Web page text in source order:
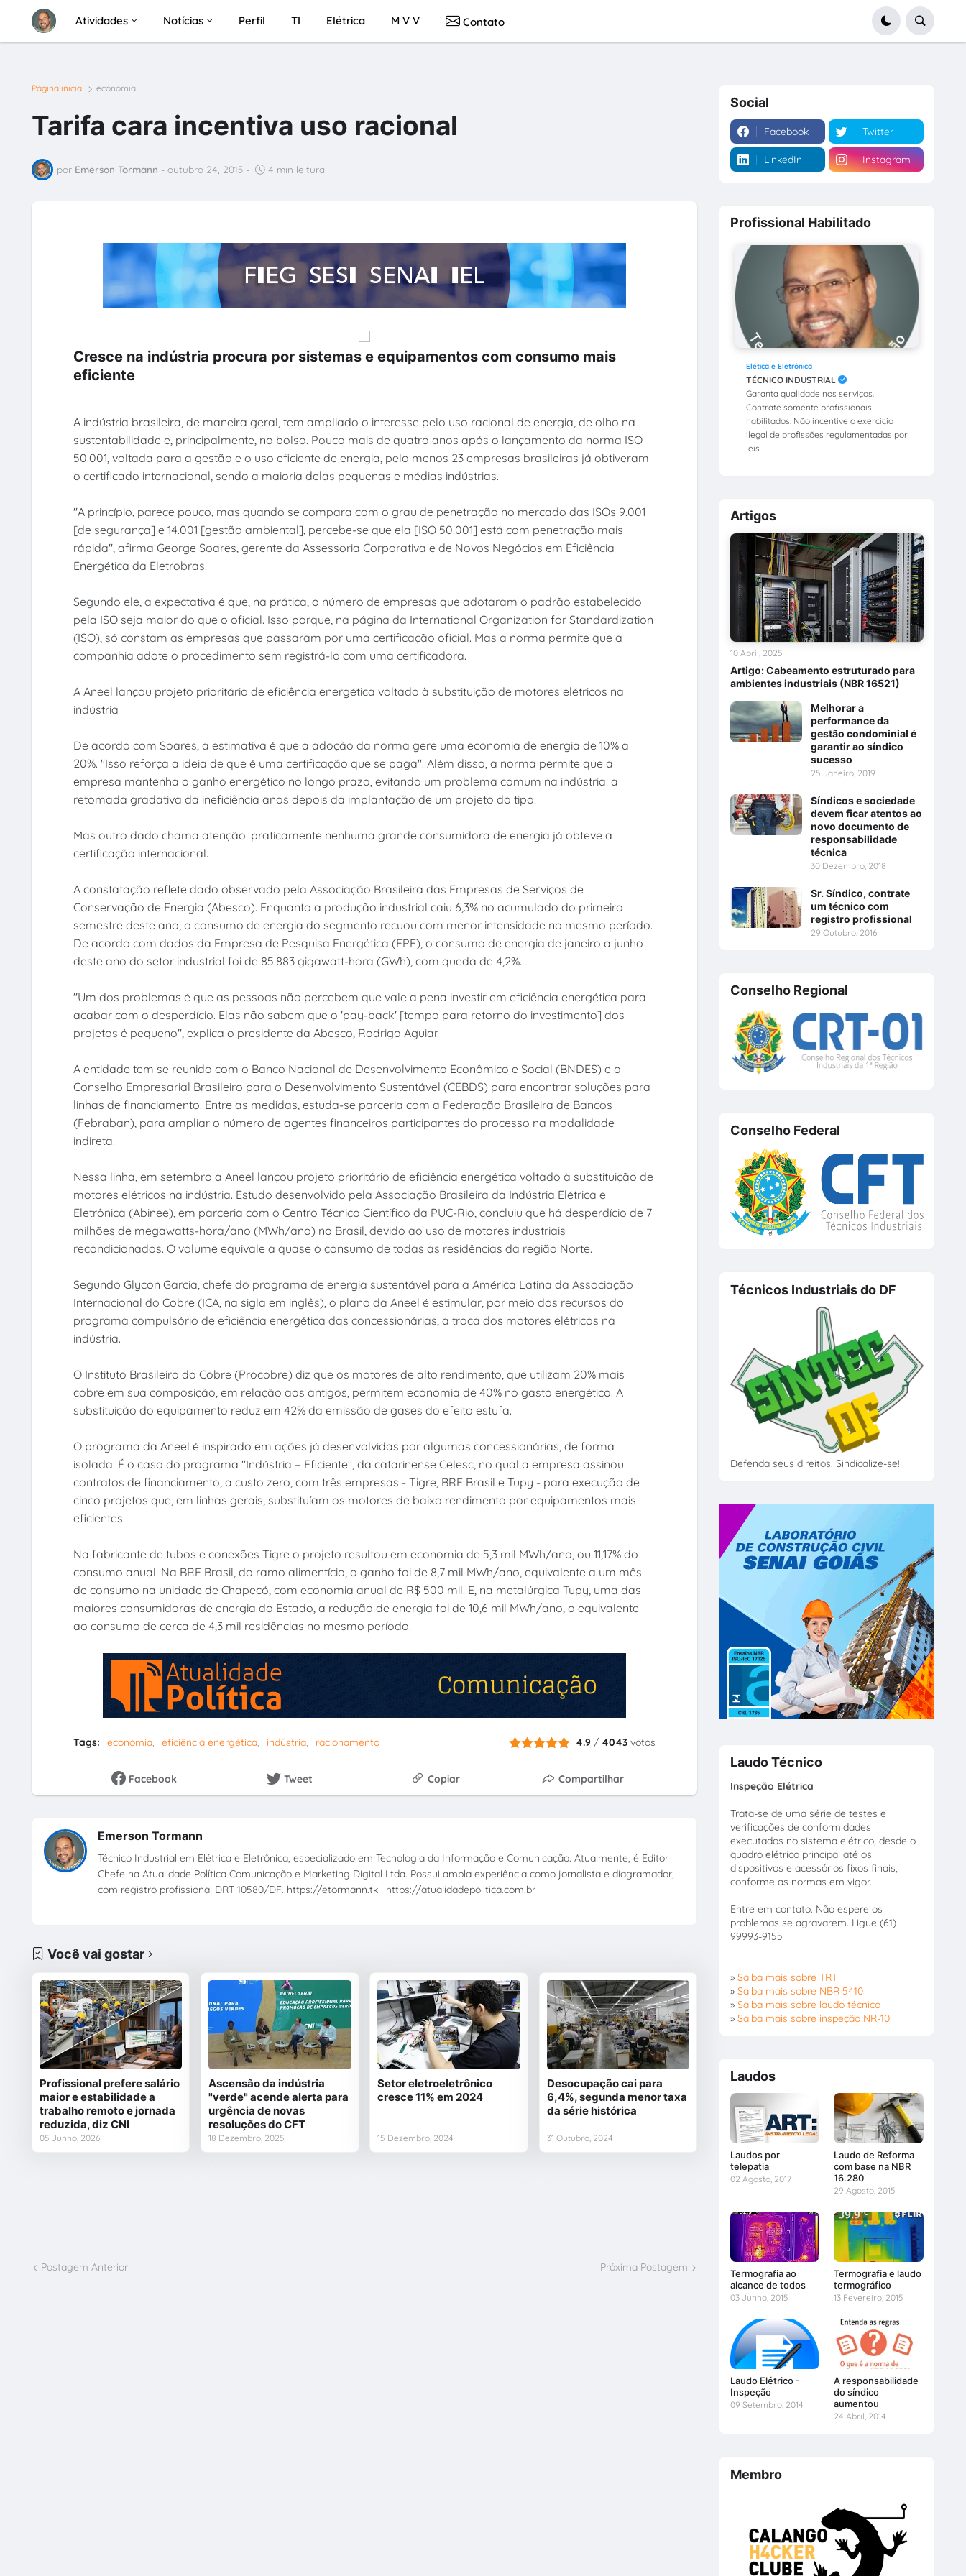
Atividades Notícias Perfil TI Elétrica M V V Contato
Página inicial economia
Tarifa cara incentiva uso racional
por Emerson Tormann - outubro 24, 2015 - 4 min leitura
Cresce na indústria procura por sistemas e equipamentos com consumo mais
eficiente
A indústria brasileira, de maneira geral, tem ampliado o interesse pelo uso racional de energia, de olho na
sustentabilidade e, principalmente, no bolso. Pouco mais de quatro anos após o lançamento da norma ISO
50.001, voltada para a gestão e o uso eficiente de energia, pelo menos 23 empresas brasileiras já obtiveram
o certificado internacional, sendo a maioria delas pequenas e médias indústrias.
"A princípio, parece pouco, mas quando se compara com o grau de penetração no mercado das ISOs 9.001
[de segurança] e 14.001 [gestão ambiental], percebe-se que ela [ISO 50.001] está com penetração mais
rápida", afirma George Soares, gerente da Assessoria Corporativa e de Novos Negócios em Eficiência
Energética da Eletrobras.
Segundo ele, a expectativa é que, na prática, o número de empresas que adotaram o padrão estabelecido
pela ISO seja maior do que o oficial. Isso porque, na página da International Organization for Standardization
(ISO), só constam as empresas que passaram por uma certificação oficial. Mas a norma permite que a
companhia adote o procedimento sem registrá-lo com uma certificadora.
A Aneel lançou projeto prioritário de eficiência energética voltado à substituição de motores elétricos na
indústria
De acordo com Soares, a estimativa é que a adoção da norma gere uma economia de energia de 10% a
20%. "Isso reforça a ideia de que é uma certificação que se paga". Além disso, a norma permite que a
empresa mantenha o ganho energético no longo prazo, evitando um problema comum na indústria: a
retomada gradativa da ineficiência anos depois da implantação de um projeto do tipo.
Mas outro dado chama atenção: praticamente nenhuma grande consumidora de energia já obteve a
certificação internacional.
A constatação reflete dado observado pela Associação Brasileira das Empresas de Serviços de
Conservação de Energia (Abesco). Enquanto a produção industrial caiu 6,3% no acumulado do primeiro
semestre deste ano, o consumo de energia do segmento recuou com menor intensidade no mesmo período.
De acordo com dados da Empresa de Pesquisa Energética (EPE), o consumo de energia de janeiro a junho
deste ano do setor industrial foi de 85.883 gigawatt-hora (GWh), com queda de 4,2%.
"Um dos problemas é que as pessoas não percebem que vale a pena investir em eficiência energética para
acabar com o desperdício. Elas não sabem que o 'pay-back' [tempo para retorno do investimento] dos
projetos é pequeno", explica o presidente da Abesco, Rodrigo Aguiar.
A entidade tem se reunido com o Banco Nacional de Desenvolvimento Econômico e Social (BNDES) e o
Conselho Empresarial Brasileiro para o Desenvolvimento Sustentável (CEBDS) para encontrar soluções para
linhas de financiamento. Entre as medidas, estuda-se parceria com a Federação Brasileira de Bancos
(Febraban), para ampliar o número de agentes financeiros participantes do processo na modalidade
indireta.
Nessa linha, em setembro a Aneel lançou projeto prioritário de eficiência energética voltado à substituição de
motores elétricos na indústria. Estudo desenvolvido pela Associação Brasileira da Indústria Elétrica e
Eletrônica (Abinee), em parceria com o Centro Técnico Científico da PUC-Rio, concluiu que há desperdício de 7
milhões de megawatts-hora/ano (MWh/ano) no Brasil, devido ao uso de motores industriais
recondicionados. O volume equivale a quase o consumo de todas as residências da região Norte.
Segundo Glycon Garcia, chefe do programa de energia sustentável para a América Latina da Associação
Internacional do Cobre (ICA, na sigla em inglês), o plano da Aneel é estimular, por meio dos recursos do
programa compulsório de eficiência energética das concessionárias, a troca dos motores elétricos na
indústria.
O Instituto Brasileiro do Cobre (Procobre) diz que os motores de alto rendimento, que utilizam 20% mais
cobre em sua composição, em relação aos antigos, permitem economia de 40% no gasto energético. A
substituição do equipamento reduz em 42% da emissão de gases do efeito estufa.
O programa da Aneel é inspirado em ações já desenvolvidas por algumas concessionárias, de forma
isolada. É o caso do programa "Indústria + Eficiente", da catarinense Celesc, no qual a empresa assinou
contratos de financiamento, a custo zero, com três empresas - Tigre, BRF Brasil e Tupy - para execução de
cinco projetos que, em linhas gerais, substituíam os motores de baixo rendimento por equipamentos mais
eficientes.
Na fabricante de tubos e conexões Tigre o projeto resultou em economia de 5,3 mil MWh/ano, ou 11,17% do
consumo anual. Na BRF Brasil, do ramo alimentício, o ganho foi de 8,7 mil MWh/ano, equivalente a um mês
de consumo na unidade de Chapecó, com economia anual de R$ 500 mil. E, na metalúrgica Tupy, uma das
maiores consumidoras de energia do Estado, a redução de energia foi de 10,6 mil MWh/ano, o equivalente
ao consumo de cerca de 4,3 mil residências no mesmo período.
Tags: economia eficiência energética indústria racionamento 4.9 / 4043 votos
Facebook Tweet Copiar Compartilhar
Emerson Tormann
Técnico Industrial em Elétrica e Eletrônica, especializado em Tecnologia da Informação e Comunicação. Atualmente, é Editor-
Chefe na Atualidade Política Comunicação e Marketing Digital Ltda. Possui ampla experiência como jornalista e diagramador,
com registro profissional DRT 10580/DF. https://etormann.tk | https://atualidadepolitica.com.br
Você vai gostar
Profissional prefere salário
maior e estabilidade a
trabalho remoto e jornada
reduzida, diz CNI
05 Junho, 2026
Ascensão da indústria
"verde" acende alerta para
urgência de novas
resoluções do CFT
18 Dezembro, 2025
Setor eletroeletrônico
cresce 11% em 2024
15 Dezembro, 2024
Desocupação cai para
6,4%, segunda menor taxa
da série histórica
31 Outubro, 2024
Postagem Anterior Próxima Postagem
Social
Facebook Twitter
LinkedIn Instagram
Profissional Habilitado
Elética e Eletrônica
TÉCNICO INDUSTRIAL
Garanta qualidade nos serviços.
Contrate somente profissionais
habilitados. Não incentive o exercício
ilegal de profissões regulamentadas por
leis.
Artigos
Artigo: Cabeamento estruturado para
ambientes industriais (NBR 16521)
10 Abril, 2025
Melhorar a
performance da
gestão condominial é
garantir ao síndico
sucesso
25 Janeiro, 2019
Síndicos e sociedade
devem ficar atentos ao
novo documento de
responsabilidade
técnica
30 Dezembro, 2018
Sr. Síndico, contrate
um técnico com
registro profissional
29 Outubro, 2016
Conselho Regional
Conselho Federal
Técnicos Industriais do DF
Defenda seus direitos. Sindicalize-se!
Laudo Técnico
Inspeção Elétrica
Trata-se de uma série de testes e
verificações de conformidades
executados no sistema elétrico, desde o
quadro elétrico principal até os
dispositivos e acessórios fixos finais,
conforme as normas em vigor.
Entre em contato. Não espere os
problemas se agravarem. Ligue (61)
99993-9155
» Saiba mais sobre TRT
» Saiba mais sobre NBR 5410
» Saiba mais sobre laudo técnico
» Saiba mais sobre inspeção NR-10
Laudos
Laudos por
telepatia
02 Agosto, 2017
Laudo de Reforma
com base na NBR
16.280
29 Agosto, 2015
Termografia ao
alcance de todos
03 Junho, 2015
Termografia e laudo
termográfico
13 Fevereiro, 2015
Laudo Elétrico -
Inspeção
09 Setembro, 2014
A responsabilidade
do síndico
aumentou
24 Abril, 2014
Membro